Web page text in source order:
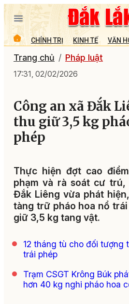
CHÍNH TRỊ KINH TẾ VĂN
Trang chủ Pháp luật
17:31, 02/02/2026
Công an xã Đắk
thu giữ 3,5 kg
phép
Thực hiện đợt cao
phạm và rà soát cư
Đắk Liêng vừa phát
tàng trữ pháo hoa nổ
giữ 3,5 kg tang vật.
12 tháng tù cho đối tượng
trái phép
Trạm CSGT Krông Búk
hơn 40 kg nghi pháo hoa